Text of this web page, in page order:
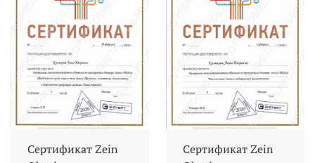
Сертификат Zein
Сертификат Zein